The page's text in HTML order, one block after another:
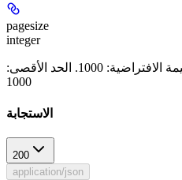
pagesize
integer
عدد النتائج في كل صفحة. القيمة الافتراضية: 1000. الحد الأقصى:
1000
الاستجابة
200
application/json